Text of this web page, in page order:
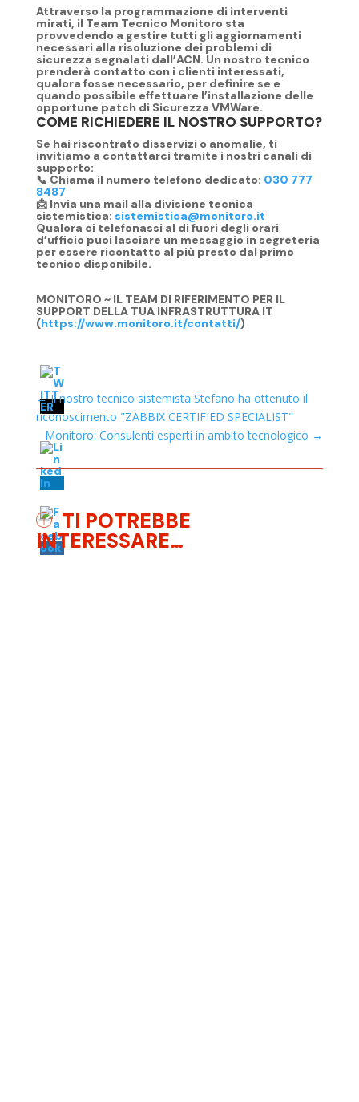
Attraverso la programmazione di interventi
mirati, il Team Tecnico Monitoro sta
provvedendo a gestire tutti gli aggiornamenti
necessari alla risoluzione dei problemi di
sicurezza segnalati dall’ACN. Un nostro tecnico
prenderà contatto con i clienti interessati,
qualora fosse necessario, per definire se e
quando possibile effettuare l’installazione delle
opportune patch di Sicurezza VMWare.
COME RICHIEDERE IL NOSTRO SUPPORTO?
Se hai riscontrato disservizi o anomalie, ti
invitiamo a contattarci tramite i nostri canali di
supporto:
📞 Chiama il numero telefono dedicato: 030 777
8487
📩 Invia una mail alla divisione tecnica
sistemistica: sistemistica@monitoro.it
Qualora ci telefonassi al di fuori degli orari
d’ufficio puoi lasciare un messaggio in segreteria
per essere ricontatto al più presto dal primo
tecnico disponibile.
MONITORO ~ IL TEAM DI RIFERIMENTO PER IL
SUPPORT DELLA TUA INFRASTRUTTURA IT
(https://www.monitoro.it/contatti/)
←Il nostro tecnico sistemista Stefano ha ottenuto il
riconoscimento "ZABBIX CERTIFIED SPECIALIST"
Monitoro: Consulenti esperti in ambito tecnologico →
TI POTREBBE
INTERESSARE…